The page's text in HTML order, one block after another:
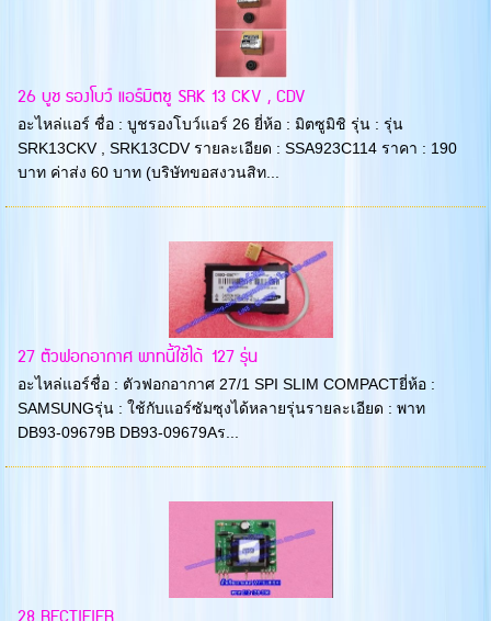
26 บูช รองโบว์ แอร์มิตซู SRK 13 CKV , CDV
อะไหล่แอร์ ชื่อ : บูชรองโบว์แอร์ 26 ยี่ห้อ : มิตซูมิชิ รุ่น : รุ่น
SRK13CKV , SRK13CDV รายละเอียด : SSA923C114 ราคา : 190
บาท ค่าส่ง 60 บาท (บริษัทขอสงวนสิท...
27 ตัวฟอกอากาศ พาทนี้ใช้ได้ 127 รุ่น
อะไหล่แอร์ชื่อ : ตัวฟอกอากาศ 27/1 SPI SLIM COMPACTยี่ห้อ :
SAMSUNGรุ่น : ใช้กับแอร์ซัมซุงได้หลายรุ่นรายละเอียด : พาท
DB93-09679B DB93-09679Aร...